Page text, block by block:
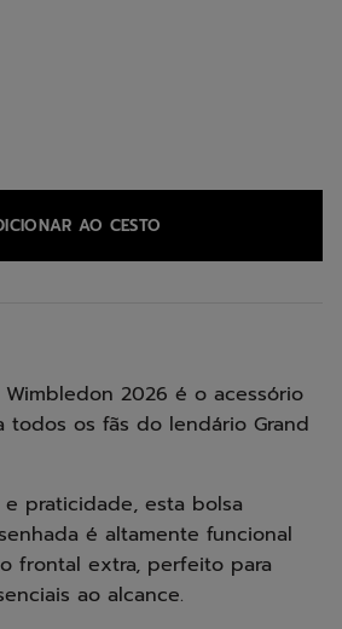
AO CESTO
2026 é o acessório
todos os fãs do lendário Grand
praticidade, esta bolsa
é altamente funcional
frontal extra, perfeito para
ao alcance.